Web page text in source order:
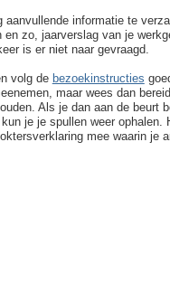
informatie te
en zo, jaarverslag van je
is er niet naar gevraagd.
volg de bezoekinstructies
maar wees dan
Als je dan aan de
je je spullen weer
mee waarin je